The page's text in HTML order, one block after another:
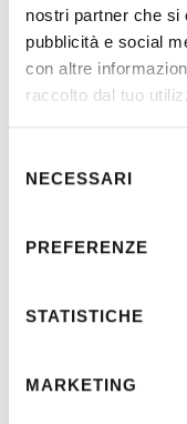
nostri partner che si
pubblicità e social
con altre
raccolto dal tuo
delNECESSARI
PREFERENZE
STATISTICHE
MARKETING
Detail Design of
Italferr for seven
(Project developed
Location: